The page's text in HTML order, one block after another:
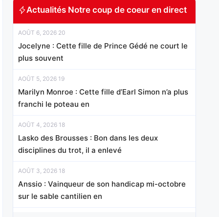
Actualités Notre coup de coeur en direct
AOÛT 6, 2026 20
Jocelyne : Cette fille de Prince Gédé ne court le
plus souvent
AOÛT 5, 2026 19
Marilyn Monroe : Cette fille d’Earl Simon n’a plus
franchi le poteau en
AOÛT 4, 2026 18
Lasko des Brousses : Bon dans les deux
disciplines du trot, il a enlevé
AOÛT 3, 2026 18
Anssio : Vainqueur de son handicap mi-octobre
sur le sable cantilien en